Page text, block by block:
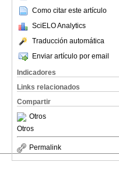
Como citar este artículo
SciELO Analytics
Traducción automática
Enviar artículo por email
Indicadores
Links relacionados
Compartir
Otros
Otros
Permalink